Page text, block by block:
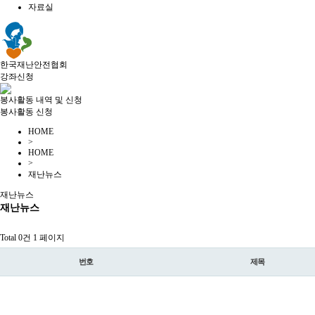
자료실
한국재난안전협회
강좌신청
봉사활동 내역 및 신청
봉사활동 신청
HOME
>
HOME
>
재난뉴스
재난뉴스
재난뉴스
Total 0건 1 페이지
번호 제목